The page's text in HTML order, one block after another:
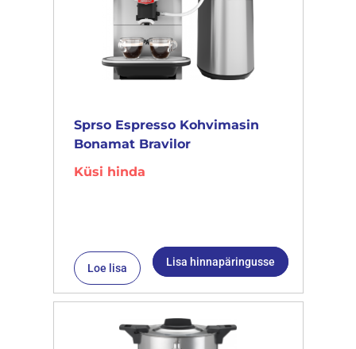
Sprso Espresso Kohvimasin
Bonamat Bravilor
Küsi hinda
Loe lisa Lisa hinnapäringusse